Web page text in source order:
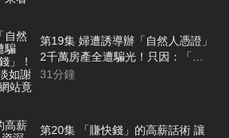
第19集 婦遭誘導辦「自然人憑證」
2千萬房產全遭騙光！只因：「拿
錢去救錢」！AI換臉影片假冒名人
31分鐘
第20集 「賺快錢」的高薪話術 讓